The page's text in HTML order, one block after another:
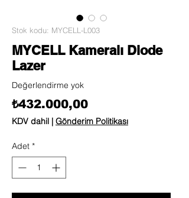
Stok kodu: MYCELL-L003
MYCELL Kameralı Diode
Lazer
Değerlendirme yok
₺432.000,00Fiyat
KDV dahil | Gönderim Politikası
Adet *